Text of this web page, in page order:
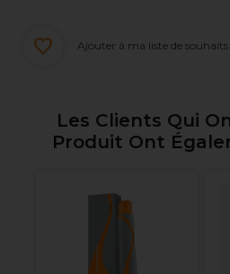
Ajouter à ma liste de souhaits
Les Clients Qui
Produit Ont